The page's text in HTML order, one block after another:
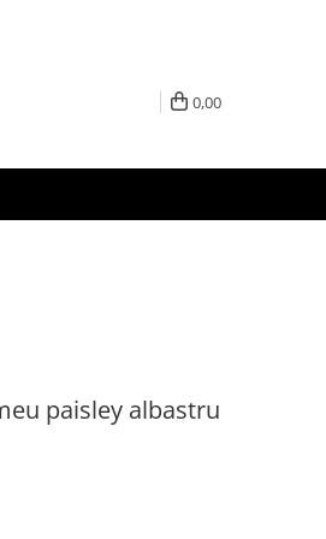
0,00
paisley albastru